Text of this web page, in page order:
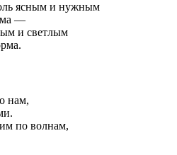
ясным и нужным
—
и светлым
нам,
по волнам,